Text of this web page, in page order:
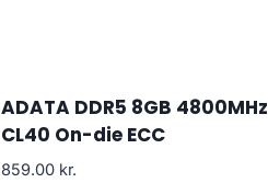
ADATA DDR5 8GB 4800MHz
CL40 On-die ECC
859.00 kr.